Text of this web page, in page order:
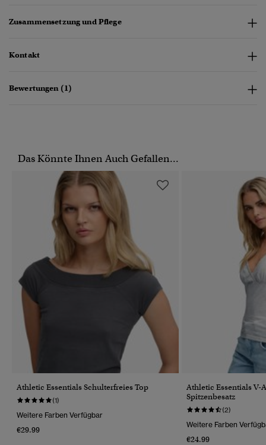
Zusammensetzung und Pflege
Kontakt
Bewertungen (1)
Das Könnte Ihnen Auch Gefallen...
Athletic Essentials Schulterfreies Top
(1)
Weitere Farben Verfügbar
€29.99
Athletic Essentials V-
Spitzenbesatz
(2)
Weitere Farben
€24.99